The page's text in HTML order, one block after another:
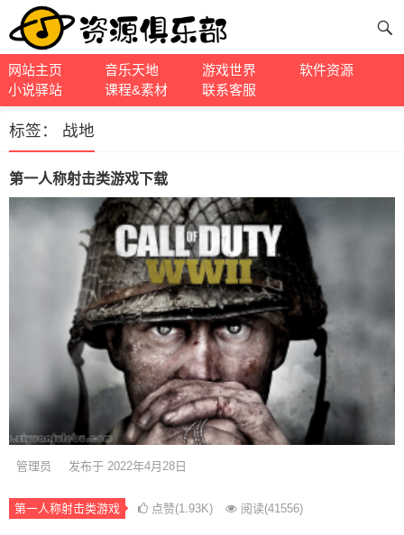
网站主页 音乐天地 游戏世界
软件资源
小说驿站
课程&素材 联系客服
标签： 战地
第一人称射击类游戏下载
管理员 发布于 2022年4月28日
第一人称射击类游戏 点赞(1.93K) 阅读(41556)